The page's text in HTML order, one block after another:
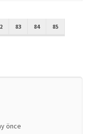
83 84 85
önce